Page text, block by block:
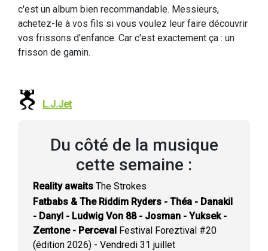
c'est un album bien recommandable. Messieurs,
achetez-le à vos fils si vous voulez leur faire découvrir
vos frissons d'enfance. Car c'est exactement ça : un
frisson de gamin.
L.J.Jet
Du côté de la musique
cette semaine :
Reality awaits The Strokes
Fatbabs & The Riddim Ryders - Théa - Danakil
- Danyl - Ludwig Von 88 - Josman - Yuksek -
Zentone - Perceval Festival Foreztival #20
(édition 2026) - Vendredi 31 juillet